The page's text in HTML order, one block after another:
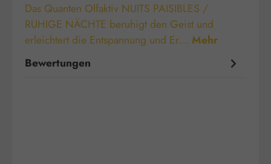
Das Quanten Olfaktiv NUITS PAISIBLES /
RUHIGE NÄCHTE beruhigt den Geist und
erleichtert die Entspannung und Er… Mehr
Bewertungen